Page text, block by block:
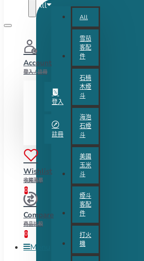
All
All
雪茄
客配
件
石楠
木煙
斗
海泡
石煙
斗
美國
玉米
斗
煙斗
客配
件
打火
機
Account
登入 / 註冊
登入
註冊
Wishlist
收藏清單
0
Compare
商品比較
0
Menu